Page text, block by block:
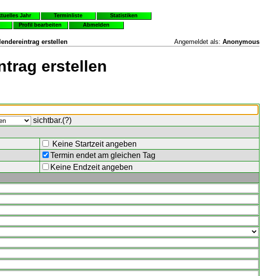
Jahr Terminliste
Statistiken
Profil bearbeiten Abmelden
erstellen Angemeldet als: Anonymous
erstellen
sichtbar.(?)
Keine Startzeit angeben
Termin endet am gleichen Tag
Keine Endzeit angeben